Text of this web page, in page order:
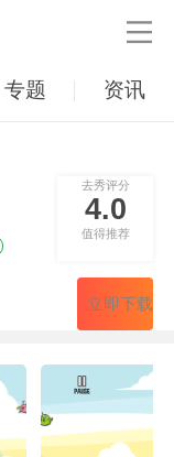

专题 资讯
去秀评分
4.0
值得推荐
立即下载